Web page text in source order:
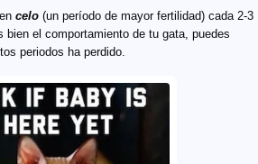
celo (un período de mayor fertilidad) cada 2-3
bien el comportamiento de tu gata, puedes
periodos ha perdido.